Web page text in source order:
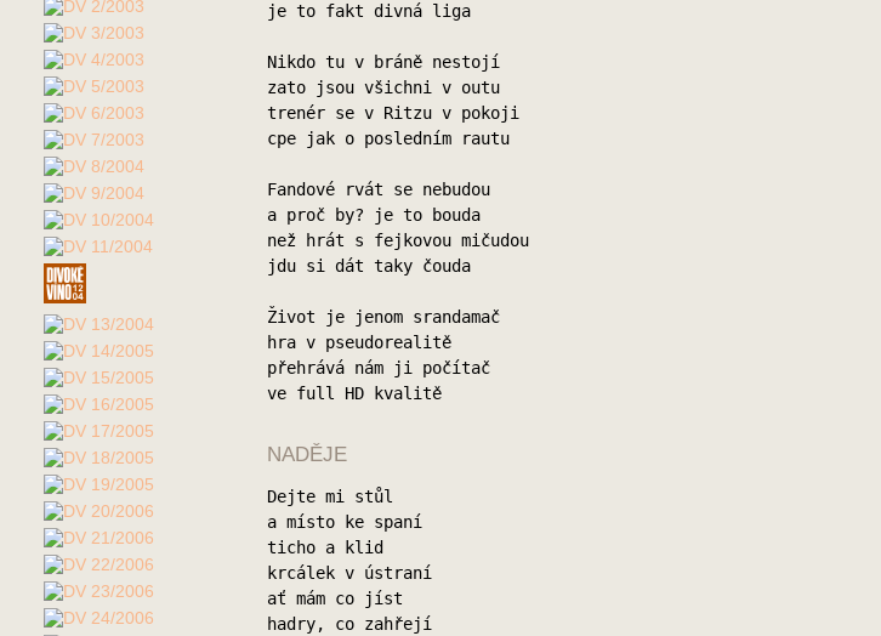
je to fakt divná liga
Nikdo tu v bráně nestojí
zato jsou všichni v outu
trenér se v Ritzu v pokoji
cpe jak o posledním rautu
Fandové rvát se nebudou
a proč by? je to bouda
než hrát s fejkovou mičudou
jdu si dát taky čouda
Život je jenom srandamač
hra v pseudorealitě
přehrává nám ji počítač
ve full HD kvalitě
NADĚJE
Dejte mi stůl
a místo ke spaní
ticho a klid
krcálek v ústraní
ať mám co jíst
hadry, co zahřejí